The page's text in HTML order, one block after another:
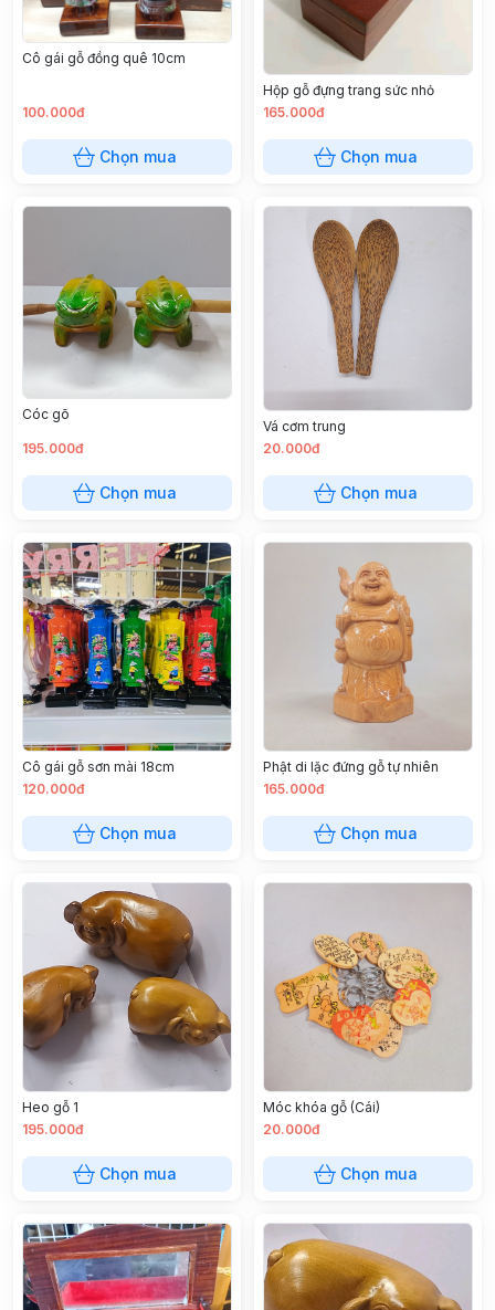
Cô gái gỗ đồng quê 10cm
100.000đ
Chọn mua
Hộp gỗ đựng trang sức nhỏ
165.000đ
Chọn mua
Cóc gõ
195.000đ
Chọn mua
Vá cơm trung
20.000đ
Chọn mua
Cô gái gỗ sơn mài 18cm
120.000đ
Chọn mua
Phật di lặc đứng gỗ tự nhiên
165.000đ
Chọn mua
Heo gỗ 1
195.000đ
Chọn mua
Móc khóa gỗ (Cái)
20.000đ
Chọn mua